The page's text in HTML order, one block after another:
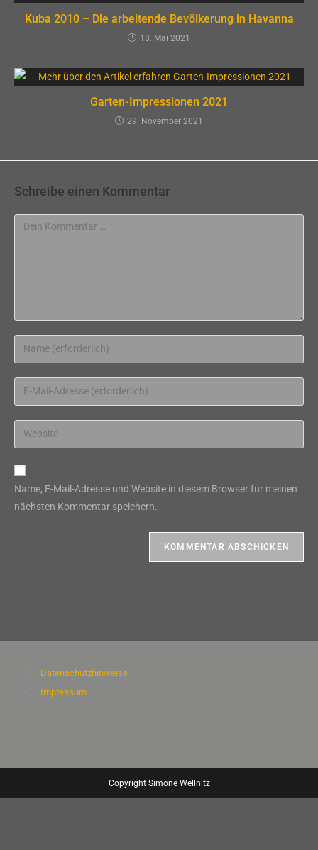
Kuba 2010 – Die arbeitende Bevölkerung in Havanna
18. Mai 2021
Garten-Impressionen 2021
29. November 2021
Schreibe einen Kommentar
Kommentar
Gib
deinen
Namen
oder
zum
Kommentieren
ein
Gib
deine
E-
Mail-
zum
Kommentieren
ein
Gib
deine
Website-
Name, E-Mail-Adresse und Website in diesem Browser für meinen
nächsten Kommentar speichern.
Datenschutzhinweise
Impressum
Copyright Simone Wellnitz